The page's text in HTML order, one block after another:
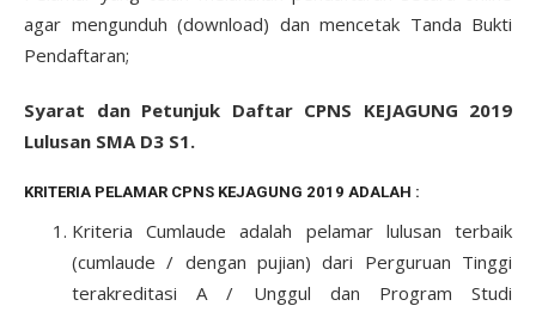
agar mengunduh (download) dan mencetak Tanda Bukti
Pendaftaran;
Syarat dan Petunjuk Daftar CPNS KEJAGUNG 2019
Lulusan SMA D3 S1.
KRITERIA PELAMAR CPNS KEJAGUNG 2019 ADALAH :
Kriteria Cumlaude adalah pelamar lulusan terbaik
(cumlaude / dengan pujian) dari Perguruan Tinggi
terakreditasi A / Unggul dan Program Studi